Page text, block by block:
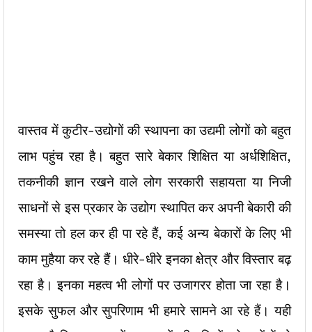
वास्तव में कुटीर-उद्योगों की स्थापना का उद्यमी लोगों को बहुत
लाभ पहुंच रहा है। बहुत सारे बेकार शिक्षित या अर्धशिक्षित,
तकनीकी ज्ञान रखने वाले लोग सरकारी सहायता या निजी
साधनों से इस प्रकार के उद्योग स्थापित कर अपनी बेकारी की
समस्या तो हल कर ही पा रहे हैं, कई अन्य बेकारों के लिए भी
काम मुहैया कर रहे हैं। धीरे-धीरे इनका क्षेत्र और विस्तार बढ़
रहा है। इनका महत्व भी लोगों पर उजागरर होता जा रहा है।
इसके सुफल और सुपरिणाम भी हमारे सामने आ रहे हैं। यही